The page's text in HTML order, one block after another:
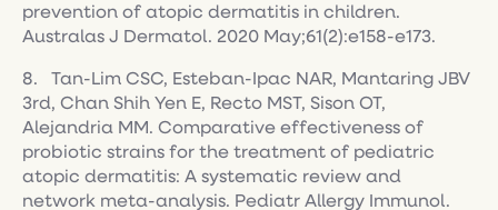
prevention of atopic dermatitis in children.
Australas J Dermatol. 2020 May;61(2):e158-e173.
8. Tan-Lim CSC, Esteban-Ipac NAR, Mantaring JBV
3rd, Chan Shih Yen E, Recto MST, Sison OT,
Alejandria MM. Comparative effectiveness of
probiotic strains for the treatment of pediatric
atopic dermatitis: A systematic review and
network meta-analysis. Pediatr Allergy Immunol.